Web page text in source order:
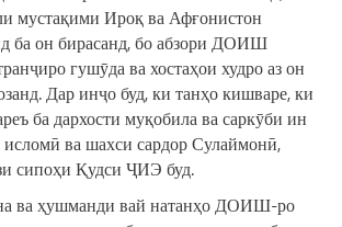
мустақими Ироқ ва Афғонистон
ба он бирасанд, бо абзори ДОИШ
гушӯда ва хостаҳои худро аз он
Дар инҷо буд, ки танҳо кишваре, ки
ба дархости муқобила ва саркӯби ин
ва шахси сардор Сулаймонӣ,
сипоҳи Қудси ҶИЭ буд.
ва ҳушманди вай натанҳо ДОИШ-ро